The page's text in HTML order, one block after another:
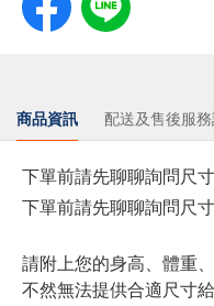
商品資訊 配送及售後服
下單前請先聊聊詢問尺寸
下單前請先聊聊詢問尺寸
請附上您的身高、體重
不然無法提供合適尺寸